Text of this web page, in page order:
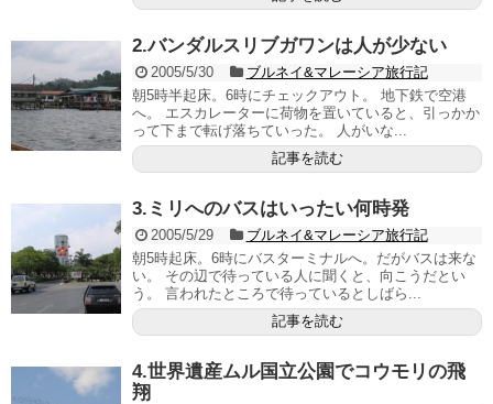
2.バンダルスリブガワンは人が少ない
2005/5/30
ブルネイ&マレーシア旅行記
朝5時半起床。6時にチェックアウト。 地下鉄で空港
へ。 エスカレーターに荷物を置いていると、引っかか
って下まで転げ落ちていった。 人がいな...
記事を読む
3.ミリへのバスはいったい何時発
2005/5/29
ブルネイ&マレーシア旅行記
朝5時起床。6時にバスターミナルへ。だがバスは来な
い。 その辺で待っている人に聞くと、向こうだとい
う。 言われたところで待っているとしばら...
記事を読む
4.世界遺産ムル国立公園でコウモリの飛
翔